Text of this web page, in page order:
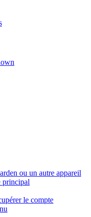
ou un autre appareil
principal
le compte